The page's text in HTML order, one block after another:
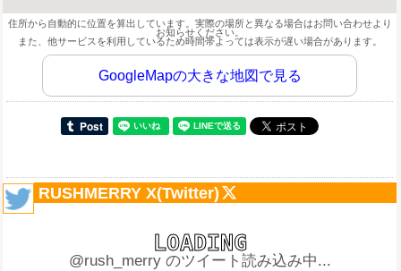
住所から自動的に位置を算出しています。実際の場所と異なる場合はお問い合わせより
お知らせください。
また、他サービスを利用しているため時間帯よっては表示が遅い場合があります。
GoogleMapの大きな地図で見る
RUSHMERRY X(Twitter)
@rush_merry のツイート読み込み中...